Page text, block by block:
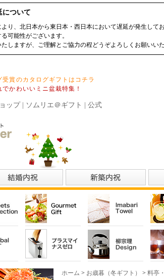
について
り、北日本から東日本・西日本において遅延が発生し
可能性がございます。
しますが、ご理解とご協力の程どうぞよろしくお願いいた
賞のカタログギフトはコチラ
かわいいミニ盆栽特集！
ップ | ソムリエ＠ギフト | 公式
ホーム > お歳暮（冬ギフト） > 料亭